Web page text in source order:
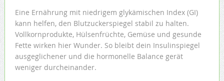
Eine Ernährung mit niedrigem glykämischen Index (GI)
kann helfen, den Blutzuckerspiegel stabil zu halten.
Vollkornprodukte, Hülsenfrüchte, Gemüse und gesunde
Fette wirken hier Wunder. So bleibt dein Insulinspiegel
ausgeglichener und die hormonelle Balance gerät
weniger durcheinander.